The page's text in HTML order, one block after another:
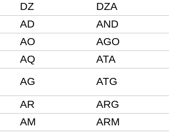
DZ DZA
AD AND
AO AGO
AQ ATA
AG ATG
AR ARG
AM ARM